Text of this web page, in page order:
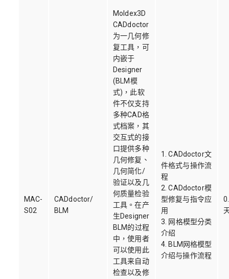
MAC-
S02
CADdoctor/
BLM
Moldex3D
CADdoctor
为一几何修
复工具，可
内嵌于
Designer
(BLM模
式)，此软
件不仅支持
多种CAD格
式档案，其
交互式的接
口提供多种
几何修复、
几何简化/
验证以及几
何质量检验
工具。在产
生Designer
BLM的过程
中，使用者
可以使用此
工具来自动
检查以及修
1. CADdoctor文
件格式与操作流
程
2. CADdoctor模
型修复与指令应
用
3. 网格模型分类
介绍
4. BLM网格模型
介绍与操作流程